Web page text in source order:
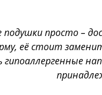
подушки просто –
её стоит